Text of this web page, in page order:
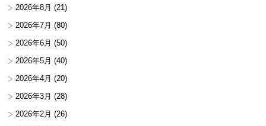
2026年8月 (21)
2026年7月 (80)
2026年6月 (50)
2026年5月 (40)
2026年4月 (20)
2026年3月 (28)
2026年2月 (26)